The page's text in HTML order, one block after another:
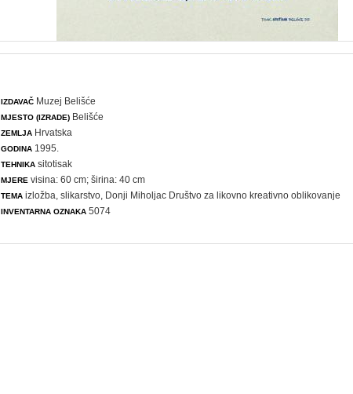
IZDAVAČ Muzej Belišće
MJESTO (IZRADE) Belišće
ZEMLJA Hrvatska
GODINA 1995.
TEHNIKA sitotisak
MJERE visina: 60 cm; širina: 40 cm
TEMA izložba ,slikarstvo , Donji Miholjac Društvo za likovno kreativno oblikovanje
INVENTARNA OZNAKA 5074